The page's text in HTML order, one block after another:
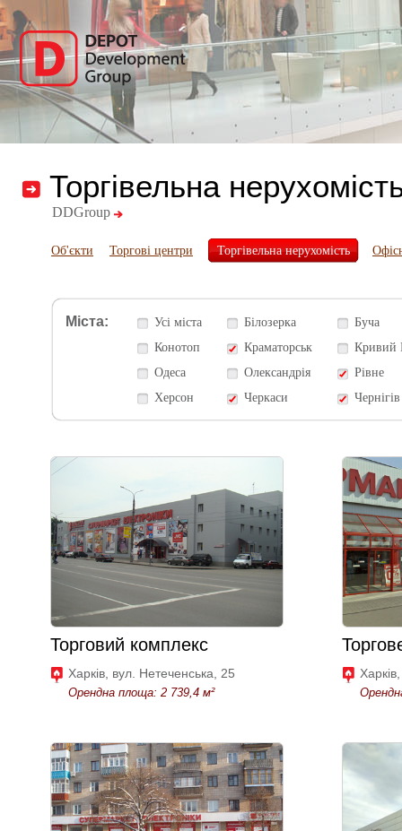
Торгівельна
DDGroup
Об'єкти Торгові центри Торгівельна нерухомість
Міста: Усі міста Білозерка
Буча
Конотоп
Краматорськ
Кривий
Одеса
Олександрія
Рівне
Херсон
Черкаси Чернігів
Торговий комплекс
Харків, вул. Нетеченська, 25
Орендна площа: 2 739,4 м²